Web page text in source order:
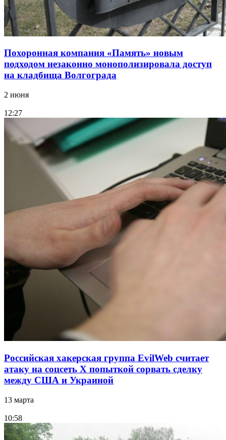
Похоронная компания «Память» новым
подходом незаконно монополизировала доступ
на кладбища Волгограда
2 июня
12:27
Российская хакерская группа EvilWeb считает
атаку на соцсеть Х попыткой сорвать сделку
между США и Украиной
13 марта
10:58